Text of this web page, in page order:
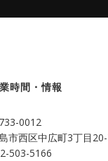
時間・情報
0012
市西区中広町3丁目
503-5166